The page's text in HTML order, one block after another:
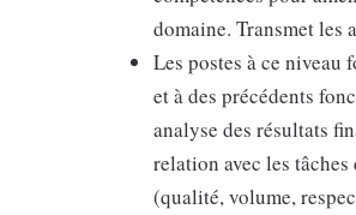
domaine. Transmet les
Les postes à ce niveau
et à des précédents
analyse des résultats
relation avec les
(qualité, volume,